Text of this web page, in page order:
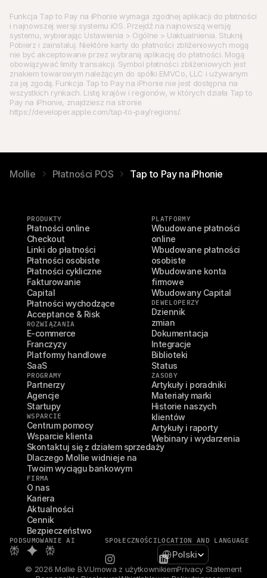
Funkcja Tap to Pay na iPhonie wymaga zgodnej aplikacji do płatności
i najnowszej wersji systemu iOS. Przejdź na najnowszą wersję
systemu, wybierając Ustawienia > Ogólne > Uaktualnienia. Stuknij
Pobierz i zainstaluj. Niektóre karty do płatności zbliżeniowych mogą
nie być akceptowane przez wybraną aplikację do płatności. Mogą
obowiązywać limity transakcji. Symbol płatności zbliżeniowych jest
znakiem towarowym należącym do spółki EMVCo, LLC i używanym
za jej zgodą. Funkcja Tap to Pay na iPhonie nie jest dostępna na
wszystkich rynkach. Listę krajów i regionów, w których działa Tap to
Pay na iPhonie, znajdziesz na stronie
https://developer.apple.com/tap-to-pay/regions/.
Mollie Płatności POS Tap to Pay na iPhonie
PRODUKTY
Płatności online
Checkout
Linki do płatności
Płatności osobiste
Płatności cykliczne
Fakturowanie
Capital
Płatności wychodzące
Acceptance & Risk
ROZWIĄZANIA
E-commerce
Franczyzy
Platformy handlowe
SaaS
PROGRAMY
Partnerzy
Agencje
Startupy
WSPARCIE
Centrum pomocy
Wsparcie klienta
Skontaktuj się z działem sprzedaży
Dlaczego Mollie widnieje na
Twoim wyciągu bankowym
FIRMA
O nas
Kariera
Aktualności
Cennik
Bezpieczeństwo
PLATFORMY
Wbudowane płatności
online
Wbudowane płatności
osobiste
Wbudowane konta
firmowe
Wbudowany Capital
DEWELOPERZY
Dziennik
zmian
Dokumentacja
Integracje
Biblioteki
Status
ZASOBY
Artykuły i poradniki
Materiały marki
Historie naszych
klientów
Artykuły i raporty
Webinary i wydarzenia
PODSUMOWANIE AI SPOŁECZNOŚCILOCATION AND LANGUAGE
Select Language
Polski
© 2026 Mollie B.V.Umowa z użytkownikiemPrivacy Statement